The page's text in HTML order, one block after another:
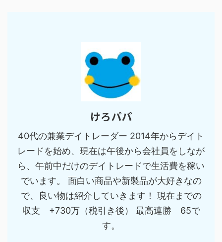
けろパパ
40代の兼業デイトレーダー 2014年からデイト
レードを始め、現在は午後から会社員をしなが
ら、午前中だけのデイトレードで生活費を稼い
でいます。 面白い商品や新製品が大好きなの
で、良い物は紹介していきます！ 現在までの
収支 +730万（税引き後） 最高連勝 65で
す。